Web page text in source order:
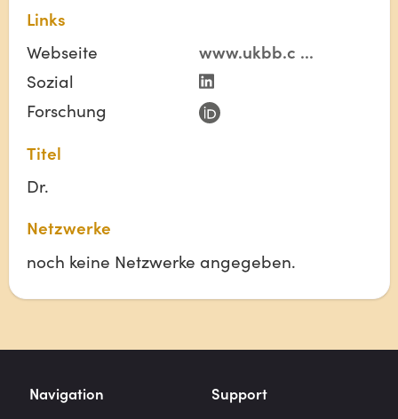
Links
Webseite
www.ukbb.c ...
Sozial
Forschung
Titel
Dr.
Netzwerke
noch keine Netzwerke angegeben.
Navigation
Support